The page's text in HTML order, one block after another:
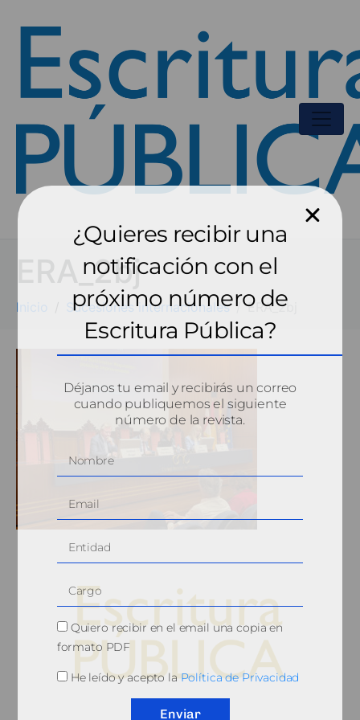
ERA_2bj
Inicio Sucesiones internacionales ERA_2bj
© 2010, Consejo General del Notariado
¿Quieres recibir una
notificación con el
próximo número de
Escritura Pública?
Déjanos tu email y recibirás un correo
cuando publiquemos el siguiente
número de la revista.
Quiero recibir en el email una copia en
formato PDF
He leído y acepto laPolítica de Privacidad
Enviar